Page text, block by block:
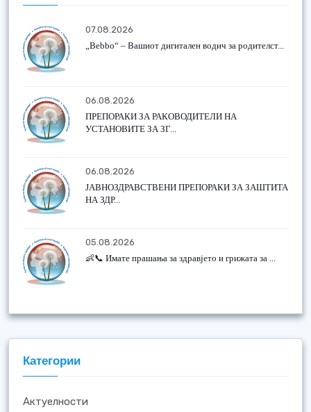
07.08.2026
„Bebbo“ – Вашиот дигитален водич за родителст...
06.08.2026
ПРЕПОРАКИ ЗА РАКОВОДИТЕЛИ НА
УСТАНОВИТЕ ЗА ЗГ...
06.08.2026
ЈАВНОЗДРАВСТВЕНИ ПРЕПОРАКИ ЗА ЗАШТИТА
НА ЗДР...
05.08.2026
👶📞 Имате прашања за здравјето и грижата за ...
Категории
Актуелности